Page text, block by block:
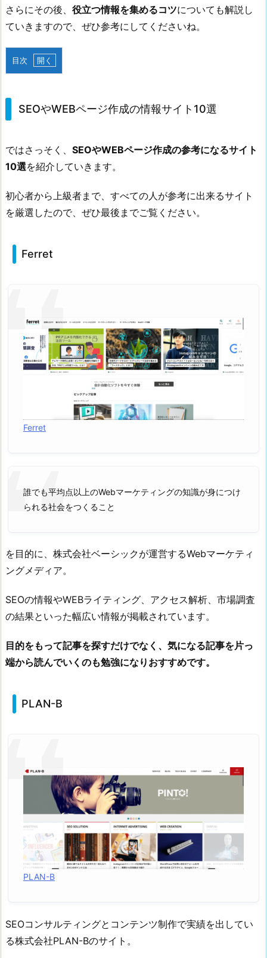
さらにその後、 役立つ情報を集めるコツについても解説し
ていきますので、ぜひ参考にしてくださいね。
目次
1.
E
W
E
ペ
ー
成
ト
1.
F
e
t
P
L
N
-
1.
3.
M
R
L
1.
4.
S
E
H
A
C
SEOやWEBページ作成の情報サイト10選
ではさっそく、 SEOやWEBページ作成の参考になるサイト
10選を紹介していきます。
初心者から上級者まで、すべての人が参考に出来るサイト
を厳選したので、ぜひ最後までご覧ください。
Ferret
Ferret
誰でも平均点以上のWebマーケティングの知識が身につけ
られる社会をつくること
を目的に、株式会社ベーシックが運営するWebマーケティ
ングメディア。
SEOの情報やWEBライティング、アクセス解析、市場調査
の結果といった幅広い情報が掲載されています。
目的をもって記事を探すだけでなく、気になる記事を片っ
端から読んでいくのも勉強になりおすすめです。
PLAN-B
PLAN-B
SEOコンサルティングとコンテンツ制作で実績を出してい
る株式会社PLAN-Bのサイト。